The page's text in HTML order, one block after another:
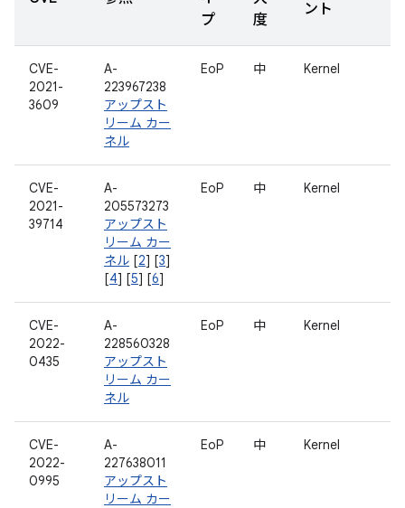
プ
度
ント
CVE-
2021-
3609
A-
223967238
アップスト
リーム カー
ネル
EoP 中 Kernel
CVE-
2021-
39714
A-
205573273
アップスト
リーム カー
ネル [2] [3]
[4] [5] [6]
EoP 中 Kernel
CVE-
2022-
0435
A-
228560328
アップスト
リーム カー
ネル
EoP 中 Kernel
CVE-
2022-
0995
A-
227638011
アップスト
リーム カー
EoP 中 Kernel